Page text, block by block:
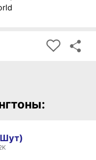
Шут)